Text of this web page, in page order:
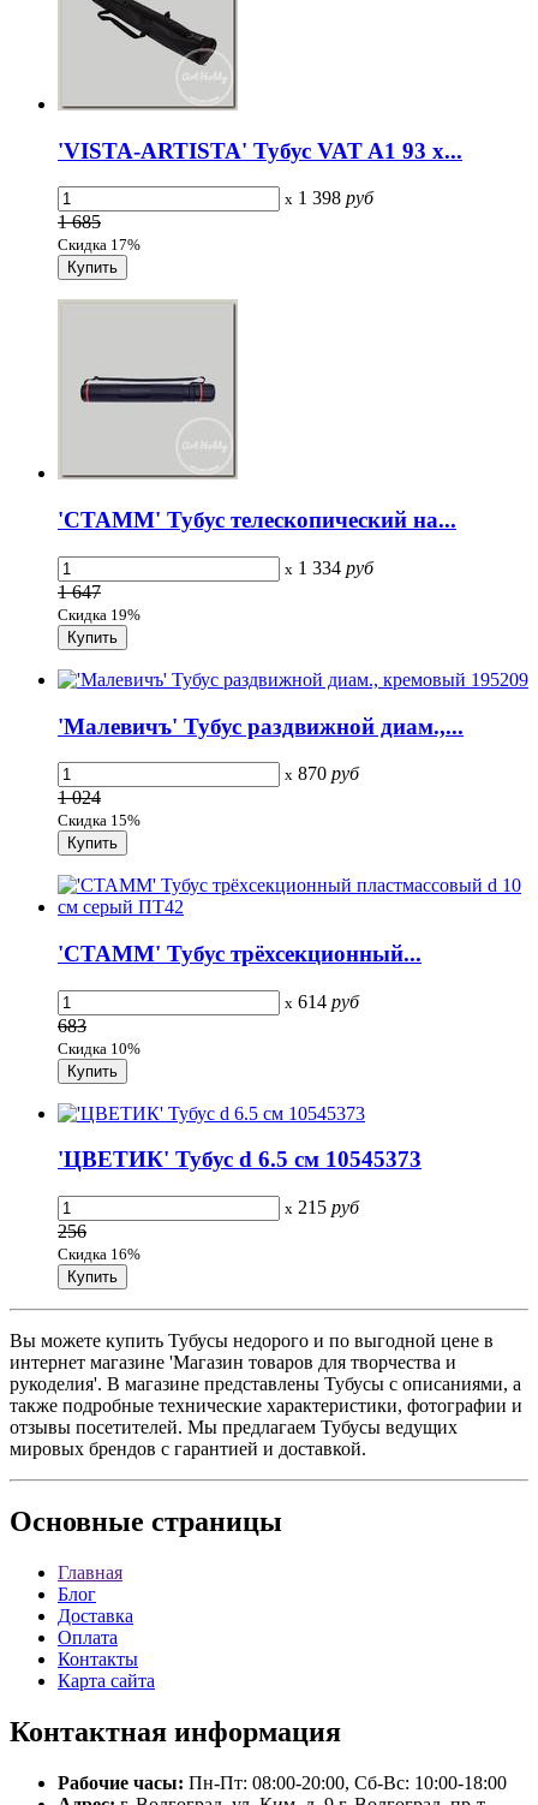
'VISTA-ARTISTA' Тубус VAT A1 93 x...
x 1 398 руб
1 685
Скидка 17%
'СТАММ' Тубус телескопический на...
x 1 334 руб
1 647
Скидка 19%
'Малевичъ' Тубус раздвижной диам.,...
x 870 руб
1 024
Скидка 15%
'СТАММ' Тубус трёхсекционный...
x 614 руб
683
Скидка 10%
'ЦВЕТИК' Тубус d 6.5 см 10545373
x 215 руб
256
Скидка 16%
Вы можете купить Тубусы недорого и по выгодной цене в
интернет магазине 'Магазин товаров для творчества и
рукоделия'. В магазине представлены Тубусы с описаниями, а
также подробные технические характеристики, фотографии и
отзывы посетителей. Мы предлагаем Тубусы ведущих
мировых брендов с гарантией и доставкой.
Основные страницы
Главная
Блог
Доставка
Оплата
Контакты
Карта сайта
Контактная информация
Рабочие часы: Пн-Пт: 08:00-20:00, Сб-Вс: 10:00-18:00